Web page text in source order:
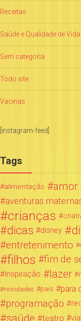
Receitas
Saúde e Qualidade de Vida
Sem categoria
Todo site
Vacinas
[instagram-feed]
Tags
alimentação amor
aventuras
crianças
dicas disney
entretenimento
filhos fim de
inspiração lazer
novidades pais para
programação
saúde teatro